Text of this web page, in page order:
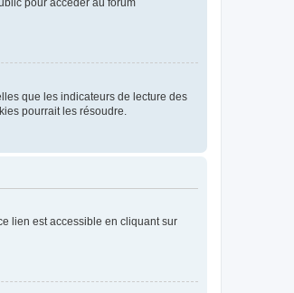
que les indicateurs de lecture des
pourrait les résoudre.
lien est accessible en cliquant sur